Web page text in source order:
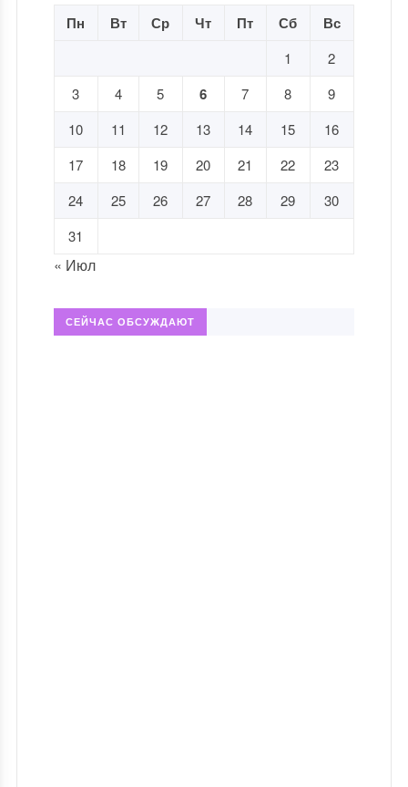
Пн Вт Ср Чт Пт Сб Вс
1
2
3
4 5 6 7 8
9
10
11 12 13 14 15
16
17
18 19 20 21 22
23
24
25 26 27 28 29
30
31
« Июл
СЕЙЧАС ОБСУЖДАЮТ